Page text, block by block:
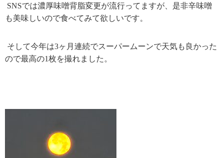
SNSでは濃厚味噌背脂変更が流行ってますが、是非辛味噌
も美味しいので食べてみて欲しいです。
そして今年は3ヶ月連続でスーパームーンで天気も良かった
ので最高の1枚を撮れました。